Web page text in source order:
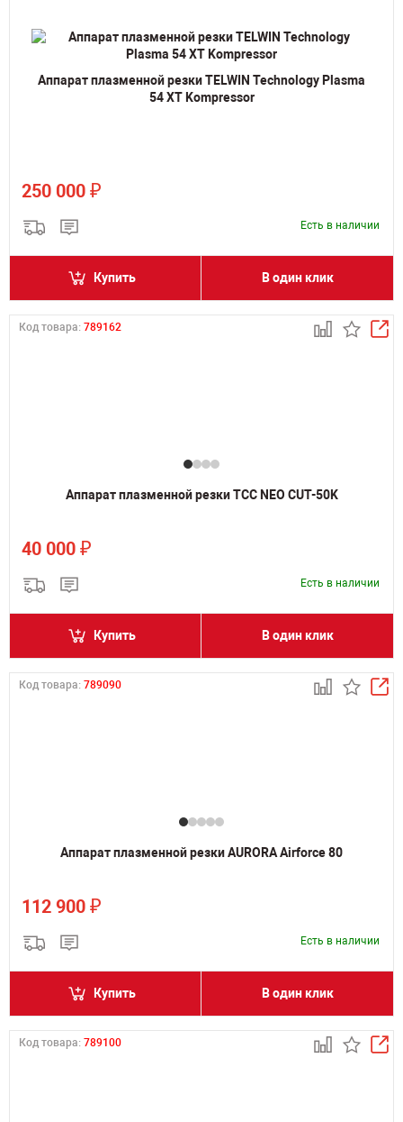
Аппарат плазменной резки TELWIN Technology Plasma
54 XT Kompressor
250 000 ₽
Есть в наличии
Купить В один клик
Код товара: 789162
Аппарат плазменной резки ТСС NEO CUT-50K
40 000 ₽
Есть в наличии
Купить В один клик
Код товара: 789090
Аппарат плазменной резки AURORA Airforce 80
112 900 ₽
Есть в наличии
Купить В один клик
Код товара: 789100